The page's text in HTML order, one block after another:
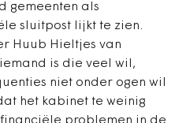
gemeenten als
sluitpost lijkt te zien.
Huub Hieltjes van
is die veel wil,
niet onder ogen wil
het kabinet te weinig